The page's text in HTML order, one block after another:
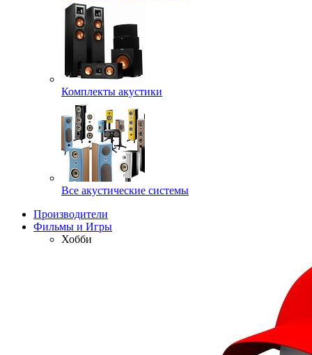
Комплекты акустики
Все акустические системы
Производители
Фильмы и Игры
Хобби